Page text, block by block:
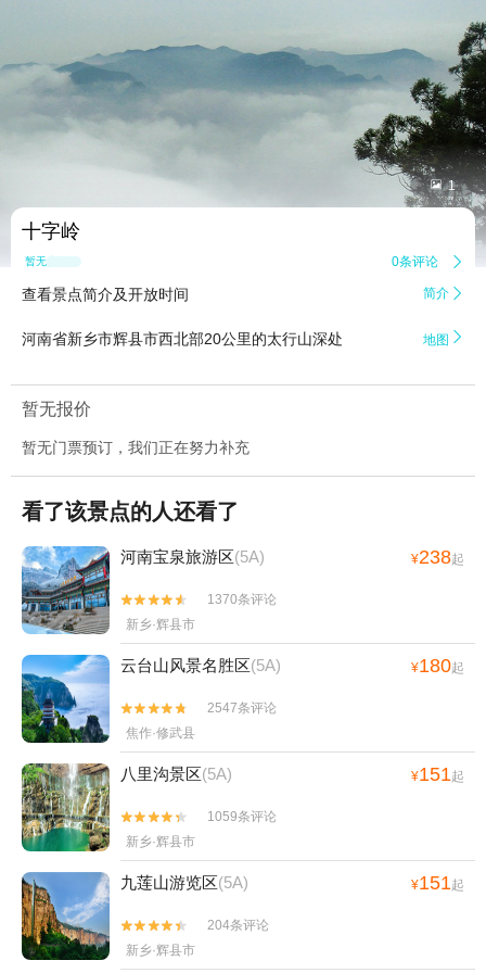
 1
十字岭
暂无点评 0条评论 
查看景点简介及开放时间 简介 
河南省新乡市辉县市西北部20公里的太行山深处 地图 
暂无报价
暂无门票预订，我们正在努力补充
看了该景点的人还看了
河南宝泉旅游区(5A) ¥238起


1370条评论
新乡·辉县市
云台山风景名胜区(5A) ¥180起


2547条评论
焦作·修武县
八里沟景区(5A) ¥151起


1059条评论
新乡·辉县市
九莲山游览区(5A) ¥151起


204条评论
新乡·辉县市